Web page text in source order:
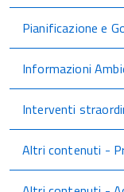
Pianificazione e
Informazioni
Interventi
Altri contenuti -